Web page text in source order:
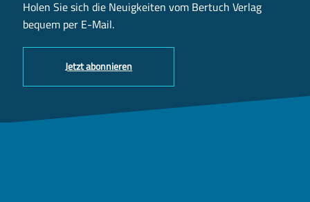
Holen Sie sich die Neuigkeiten vom Bertuch Verlag
bequem per E-Mail.
Jetzt abonnieren